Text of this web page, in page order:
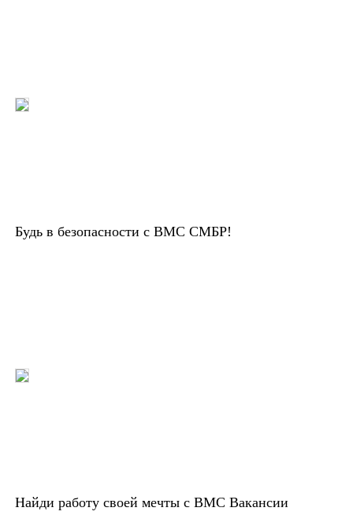
Будь в безопасности с ВМС СМБР!
Найди работу своей мечты с ВМС Вакансии